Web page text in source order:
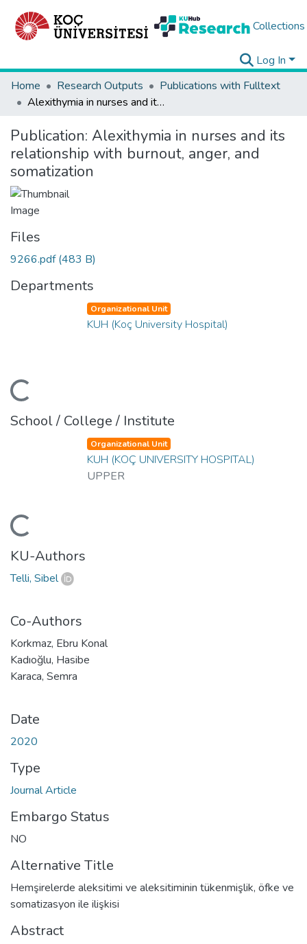
Collections
Log In
Home
Research Outputs
Publications with Fulltext
Alexithymia in nurses and its relationship with burnout, anger, and somatization
Publication: Alexithymia in nurses and its
relationship with burnout, anger, and
somatization
Files
9266.pdf(483 B)
Departments
Loading...
Organizational Unit
KUH (Koç University Hospital)
School / College / Institute
Loading...
Organizational Unit
KUH (KOÇ UNIVERSITY HOSPITAL)
UPPER
KU-Authors
Telli, Sibel
Co-Authors
Korkmaz, Ebru Konal
Kadıoğlu, Hasibe
Karaca, Semra
Date
2020
Type
Journal Article
Embargo Status
NO
Alternative Title
Hemşirelerde aleksitimi ve aleksitiminin tükenmişlik, öfke ve
somatizasyon ile ilişkisi
Abstract